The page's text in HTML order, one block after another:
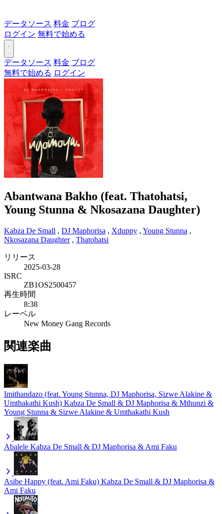
データソース 料金 ブログ
ログイン 無料で始める
データソース 料金 ブログ
無料で始める ログイン
Abantwana Bakho (feat. Thatohatsi,
Young Stunna & Nkosazana Daughter)
Kabza De Small , DJ Maphorisa , Xduppy , Young Stunna ,
Nkosazana Daughter, Thatohatsi
リリース
2025-03-28
ISRC
ZB1OS2500457
再生時間
8:38
レーベル
New Money Gang Records
関連楽曲
Imithandazo (feat. Young Stunna, DJ Maphorisa, Sizwe Alakine &
Umthakathi Kush) Kabza De Small & DJ Maphorisa & Mthunzi &
Young Stunna & Sizwe Alakine & Umthakathi Kush
Abalele Kabza De Small & DJ Maphorisa & Ami Faku
Asibe Happy (feat. Ami Faku) Kabza De Small & DJ Maphorisa &
Ami Faku